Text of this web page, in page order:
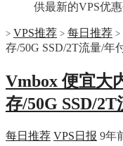
供最新的VPS优惠
> VPS推荐 > 每日推荐 >
存/50G SSD/2T流量/年
Vmbox 便宜大
存/50G SSD/2T
每日推荐 VPS日报 9年